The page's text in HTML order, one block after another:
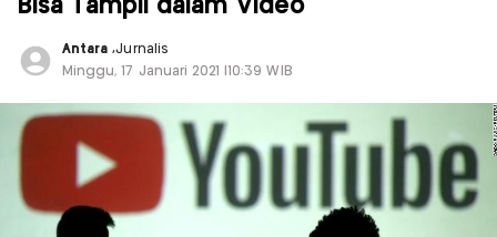
Bisa Tampil dalam Video
Antara,Jurnalis
Minggu, 17 Januari 2021 |10:39 WIB